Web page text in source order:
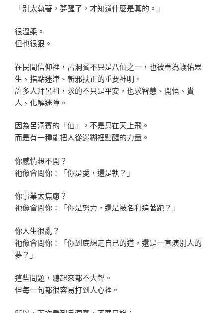
「別太執著，夢醒了，才知道什麼是真的。」
很溫柔。
但也很狠。
在民間信仰裡，呂洞賓不只是八仙之一，也被奉為護佑眾
生、指點迷津、斬邪扶正的重要神明。
許多人拜呂祖，求的不只是平安，也求智慧、開悟、貴
人、化解迷障。
因為呂洞賓的「仙」，不是只在天上飛。
而是有一種能把人從迷糊裡點醒的力量。
你感情想不開？
祂像會問你：「你是愛，還是執？」
你事業太焦慮？
祂像會問你：「你是努力，還是被名利追著跑？」
你人生很亂？
祂像會問你：「你到底想走自己的道，還是一直演別人的
夢？」
這些問題，聽起來都不大聲。
但每一句都很容易打到人心裡。